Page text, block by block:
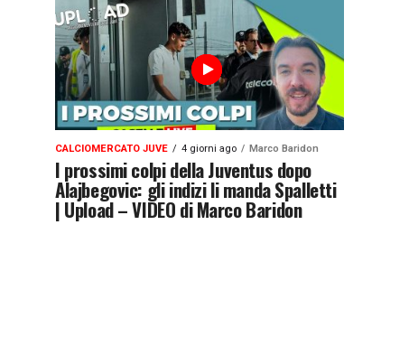
CALCIOMERCATO JUVE 4 giorni ago Marco Baridon
I prossimi colpi della Juventus dopo
Alajbegovic: gli indizi li manda Spalletti
| Upload – VIDEO di Marco Baridon